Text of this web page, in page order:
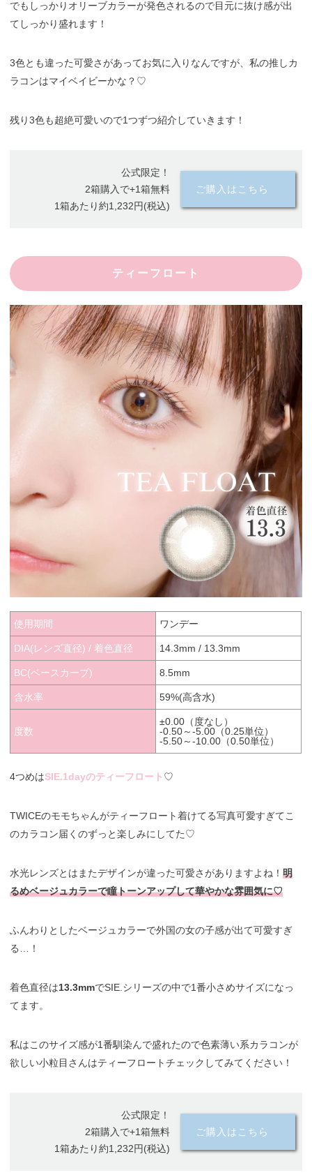
でもしっかりオリーブカラーが発色されるので目元に抜け感が出
てしっかり盛れます！
3色とも違った可愛さがあってお気に入りなんですが、私の推しカ
ラコンはマイベイビーかな？♡
残り3色も超絶可愛いので1つずつ紹介していきます！
公式限定！
2箱購入で+1箱無料
1箱あたり約1,232円(税込)
ご購入はこちら
ティーフロート
使用期間 ワンデー
DIA(レンズ直径) / 着色直径 14.3mm / 13.3mm
BC(ベースカーブ) 8.5mm
含水率 59%(高含水)
度数
±0.00（度なし）
-0.50～-5.00（0.25単位）
-5.50～-10.00（0.50単位）
4つめはSIE.1dayのティーフロート ♡
TWICEのモモちゃんがティーフロート着けてる写真可愛すぎてこ
のカラコン届くのずっと楽しみにしてた♡
水光レンズとはまたデザインが違った可愛さがありますよね！明
るめベージュカラーで瞳トーンアップして華やかな雰囲気に♡
ふんわりとしたベージュカラーで外国の女の子感が出て可愛すぎ
る…！
着色直径は13.3mmでSIE.シリーズの中で1番小さめサイズになっ
てます。
私はこのサイズ感が1番馴染んで盛れたので色素薄い系カラコンが
欲しい小粒目さんはティーフロートチェックしてみてください！
公式限定！
2箱購入で+1箱無料
1箱あたり約1,232円(税込)
ご購入はこちら